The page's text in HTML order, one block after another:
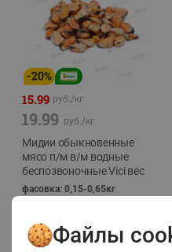
-20%
15.99 руб./кг
19.99 руб./кг
Мидии обыкновенные
мясо п/м в/м водные
беспозвоночные Vici вес
фасовка: 0,15-0,65кг
Файлы